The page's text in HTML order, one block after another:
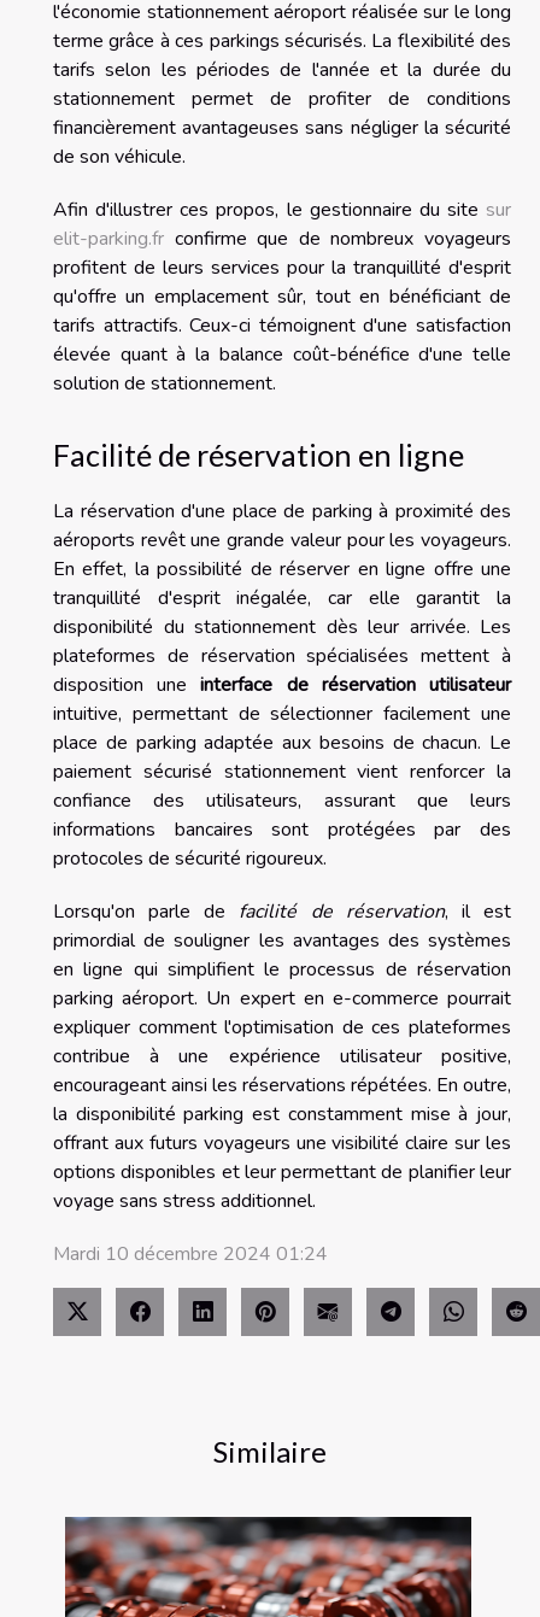
Similaire
l'économie stationnement aéroport réalisée sur le long
terme grâce à ces parkings sécurisés. La flexibilité des
tarifs selon les périodes de l'année et la durée du
stationnement permet de profiter de conditions
financièrement avantageuses sans négliger la sécurité
de son véhicule.
Afin d'illustrer ces propos, le gestionnaire du site sur
elit-parking.fr confirme que de nombreux voyageurs
profitent de leurs services pour la tranquillité d'esprit
qu'offre un emplacement sûr, tout en bénéficiant de
tarifs attractifs. Ceux-ci témoignent d'une satisfaction
élevée quant à la balance coût-bénéfice d'une telle
solution de stationnement.
Facilité de réservation en ligne
La réservation d'une place de parking à proximité des
aéroports revêt une grande valeur pour les voyageurs.
En effet, la possibilité de réserver en ligne offre une
tranquillité d'esprit inégalée, car elle garantit la
disponibilité du stationnement dès leur arrivée. Les
plateformes de réservation spécialisées mettent à
disposition uneinterface de réservation utilisateur
intuitive, permettant de sélectionner facilement une
place de parking adaptée aux besoins de chacun. Le
paiement sécurisé stationnement vient renforcer la
confiance des utilisateurs, assurant que leurs
informations bancaires sont protégées par des
protocoles de sécurité rigoureux.
Lorsqu'on parle de facilité de réservation, il est
primordial de souligner les avantages des systèmes
en ligne qui simplifient le processus de réservation
parking aéroport. Un expert en e-commerce pourrait
expliquer comment l'optimisation de ces plateformes
contribue à une expérience utilisateur positive,
encourageant ainsi les réservations répétées. En outre,
la disponibilité parking est constamment mise à jour,
offrant aux futurs voyageurs une visibilité claire sur les
options disponibles et leur permettant de planifier leur
voyage sans stress additionnel.
Mardi 10 décembre 2024 01:24